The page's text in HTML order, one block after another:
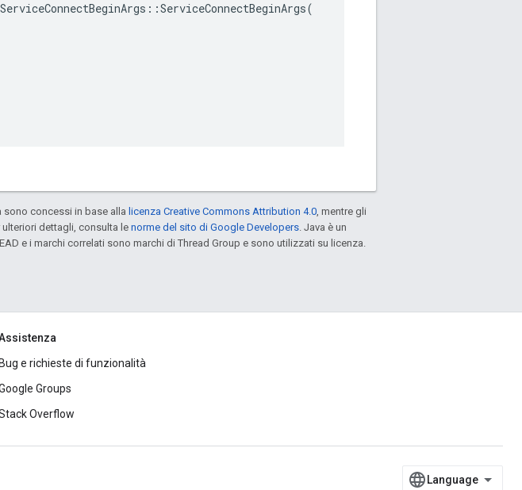
concessi in base alla licenza Creative Commons Attribution 4.0, mentre gli
ulteriori dettagli, consulta lenorme del sito di Google Developers. Java è un
e i marchi correlati sono marchi di Thread Group e sono utilizzati su licenza.
Bug e richieste di funzionalità
Groups
Overflow